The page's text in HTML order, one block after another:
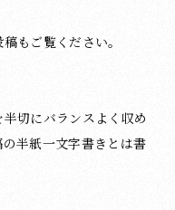
もご覧ください。
切にバランスよく収め
半紙一文字書きとは書